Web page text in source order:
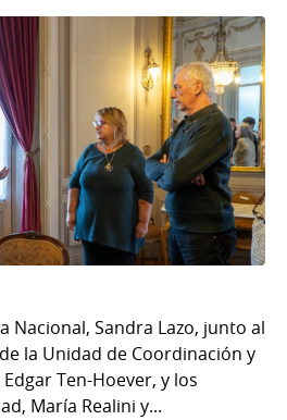
Nacional, Sandra Lazo, junto al
la Unidad de Coordinación y
Ten-Hoever, y los
María Realini y...